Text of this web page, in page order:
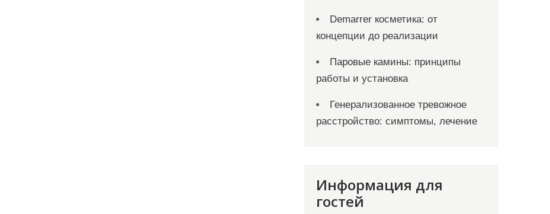
Demarrer косметика: от
концепции до реализации
Паровые камины: принципы
работы и установка
Генерализованное тревожное
расстройство: симптомы, лечение
Информация для
гостей